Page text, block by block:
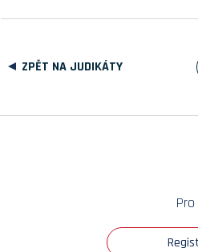
ZPĚT NA JUDIKÁTY